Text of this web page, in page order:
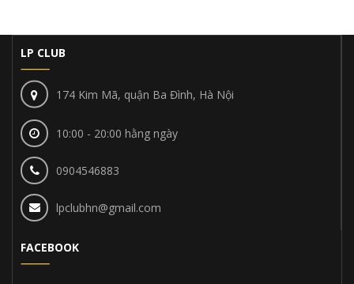
LP CLUB
174 Kim Mã, quận Ba Đình, Hà Nội
10:00 - 20:00 hằng ngày
0904546883
lpclubhn@gmail.com
FACEBOOK